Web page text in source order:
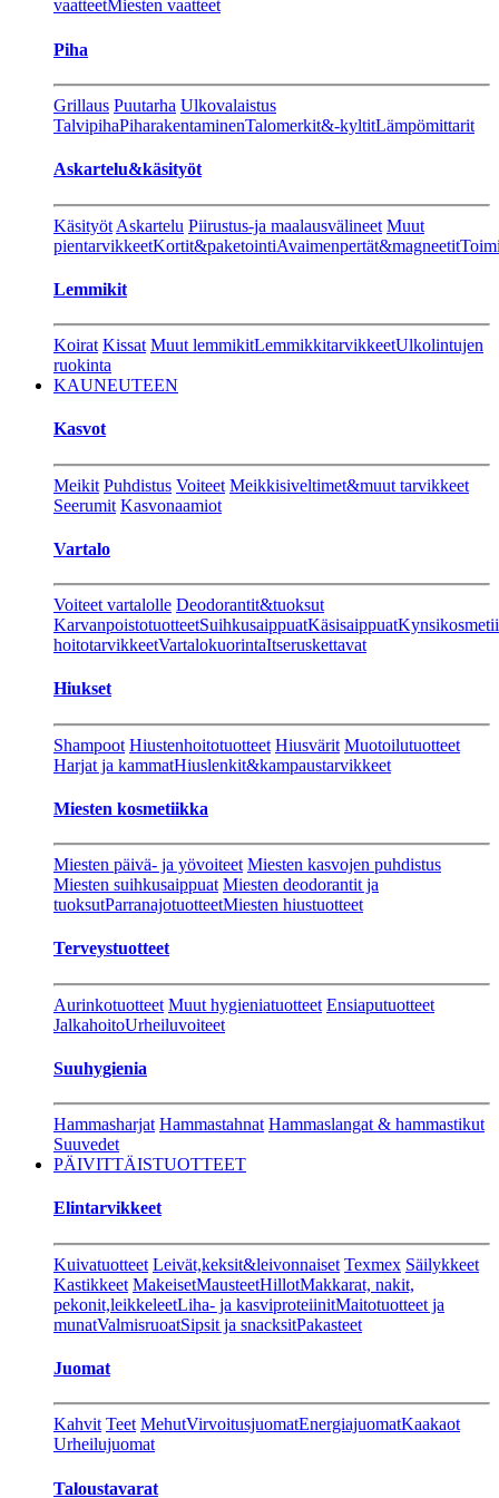
vaatteetMiesten vaatteet
Piha
Grillaus Puutarha Ulkovalaistus
TalvipihaPiharakentaminenTalomerkit&-kyltitLämpömittarit
Askartelu&käsityöt
Käsityöt Askartelu Piirustus-ja maalausvälineet Muut
pientarvikkeetKortit&paketointiAvaimenpertät&magneetit
Lemmikit
Koirat Kissat Muut lemmikitLemmikkitarvikkeetUlkolintujen
ruokinta
KAUNEUTEEN
Kasvot
Meikit Puhdistus Voiteet Meikkisiveltimet&muut tarvikkeet
Seerumit Kasvonaamiot
Vartalo
Voiteet vartalolle Deodorantit&tuoksut
KarvanpoistotuotteetSuihkusaippuatKäsisaippuat
hoitotarvikkeetVartalokuorintaItseruskettavat
Hiukset
Shampoot Hiustenhoitotuotteet Hiusvärit Muotoilutuotteet
Harjat ja kammatHiuslenkit&kampaustarvikkeet
Miesten kosmetiikka
Miesten päivä- ja yövoiteet Miesten kasvojen puhdistus
Miesten suihkusaippuat Miesten deodorantit ja
tuoksutParranajotuotteetMiesten hiustuotteet
Terveystuotteet
Aurinkotuotteet Muut hygieniatuotteet Ensiaputuotteet
JalkahoitoUrheiluvoiteet
Suuhygienia
Hammasharjat Hammastahnat Hammaslangat & hammastikut
Suuvedet
PÄIVITTÄISTUOTTEET
Elintarvikkeet
Kuivatuotteet Leivät,keksit&leivonnaiset Texmex Säilykkeet
Kastikkeet MakeisetMausteetHillotMakkarat, nakit,
pekonit,leikkeleetLiha- ja kasviproteiinitMaitotuotteet ja
munatValmisruoatSipsit ja snacksitPakasteet
Juomat
Kahvit Teet MehutVirvoitusjuomatEnergiajuomatKaakaot
Urheilujuomat
Taloustavarat